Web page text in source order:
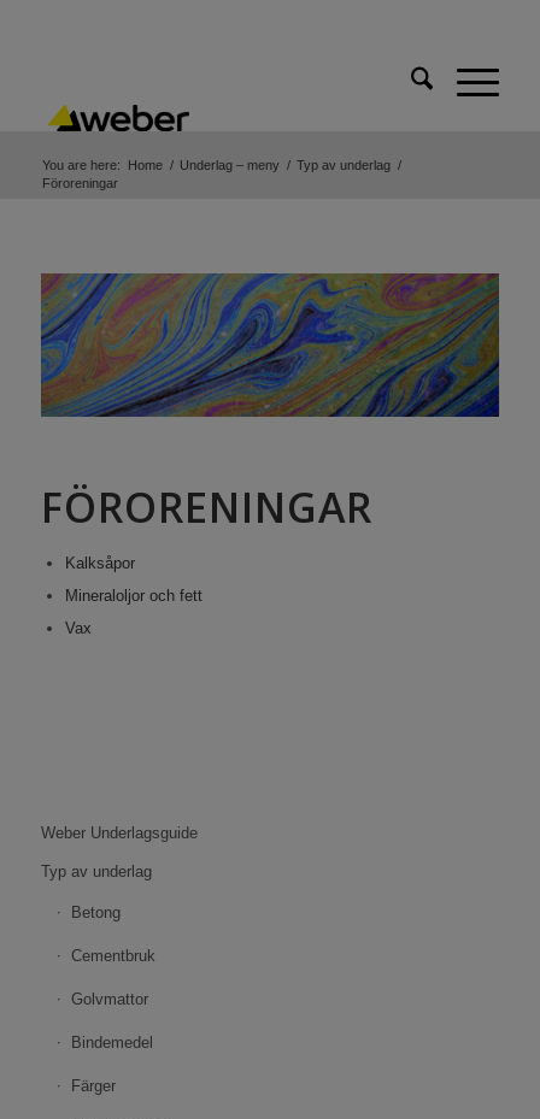
You are here: Home / Underlag – meny / Typ av underlag /
Föroreningar
FÖRORENINGAR
Kalksåpor
Mineraloljor och fett
Vax
Weber Underlagsguide
Typ av underlag
Betong
Cementbruk
Golvmattor
Bindemedel
Färger